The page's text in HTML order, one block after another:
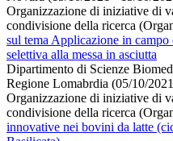
Organizzazione di iniziative di
condivisione della ricerca
sul tema Applicazione in
selettiva alla messa in asciutta
Dipartimento di Scienze
Regione Lomabrdia (05/10/
Organizzazione di iniziative di
condivisione della ricerca
innovative nei bovini da latte